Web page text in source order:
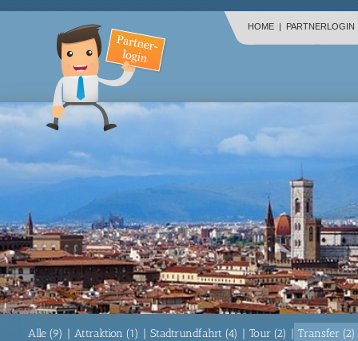
HOME | PARTNERLOGIN
Alle (9) | Attraktion (1) | Stadtrundfahrt (4) | Tour (2) | Transfer (2)